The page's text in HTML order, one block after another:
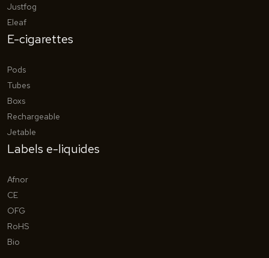
Justfog
Eleaf
E-cigarettes
Pods
Tubes
Boxs
Rechargeable
Jetable
Labels e-liquides
Afnor
CE
OFG
RoHS
Bio